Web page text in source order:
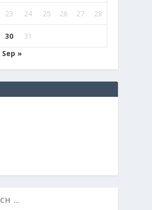
23 24 25 26 27 28
30
31
Sep »